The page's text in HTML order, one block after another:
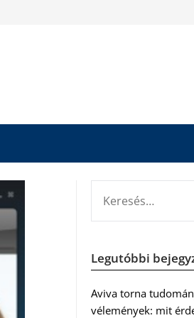
Legutóbbi
Aviva torna
vélemények: mit